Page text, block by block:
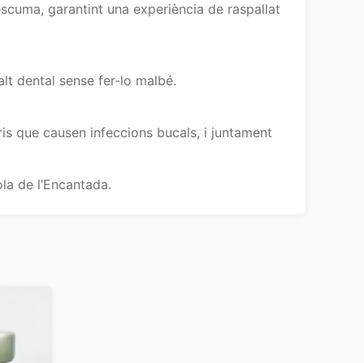
garantint una experiència de raspallat
dental sense fer-lo malbé.
que causen infeccions bucals, i juntament
de l’Encantada.